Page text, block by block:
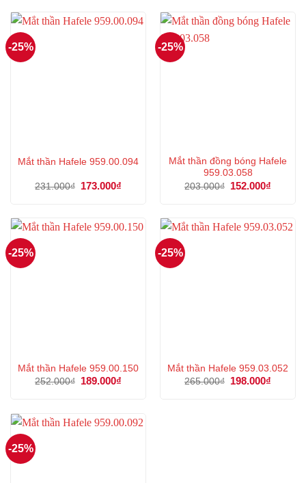
-25%
Mắt thần Hafele 959.00.094
231.000₫
Giá
173.000₫
173.000₫.
-25%
Mắt thần đồng bóng Hafele
959.03.058
203.000₫
Giá
152.000₫
-25%
Mắt thần Hafele 959.00.150
252.000₫
Giá
189.000₫
-25%
Mắt thần Hafele 959.03.052
265.000₫
Giá
198.000₫
-25%